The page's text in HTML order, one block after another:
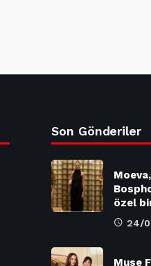
Son Gönderiler
özel
24/
Muse